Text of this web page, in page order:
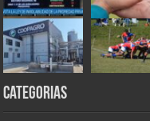
Categorias